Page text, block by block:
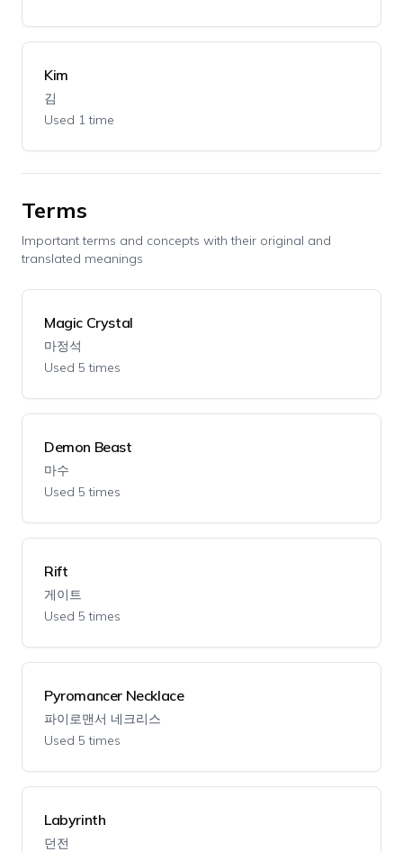
Kim
김
Used 1 time
Terms
Important terms and concepts with their original and
translated meanings
Magic Crystal
마정석
Used 5 times
Demon Beast
마수
Used 5 times
Rift
게이트
Used 5 times
Pyromancer Necklace
파이로맨서 네크리스
Used 5 times
Labyrinth
던전